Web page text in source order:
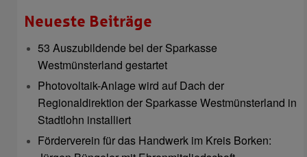
Neueste Beiträge
53 Auszubildende bei der Sparkasse
Westmünsterland gestartet
Photovoltaik-Anlage wird auf Dach der
Regionaldirektion der Sparkasse Westmünsterland in
Stadtlohn installiert
Förderverein für das Handwerk im Kreis Borken: